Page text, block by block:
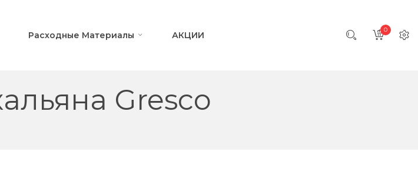
Расходные Материалы АКЦИИ
0
Gresco